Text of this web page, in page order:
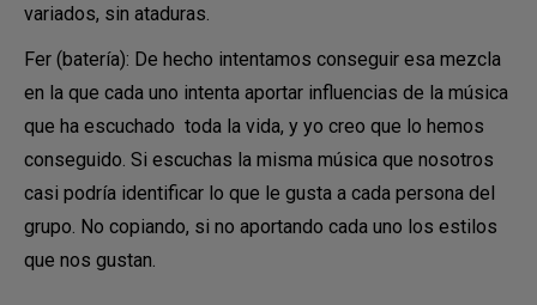
variados, sin ataduras.
Fer (batería): De hecho intentamos conseguir esa mezcla
en la que cada uno intenta aportar influencias de la música
que ha escuchado toda la vida, y yo creo que lo hemos
conseguido. Si escuchas la misma música que nosotros
casi podría identificar lo que le gusta a cada persona del
grupo. No copiando, si no aportando cada uno los estilos
que nos gustan.